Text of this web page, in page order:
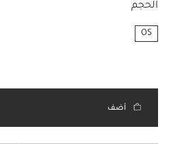
الحجم
OS
أضف